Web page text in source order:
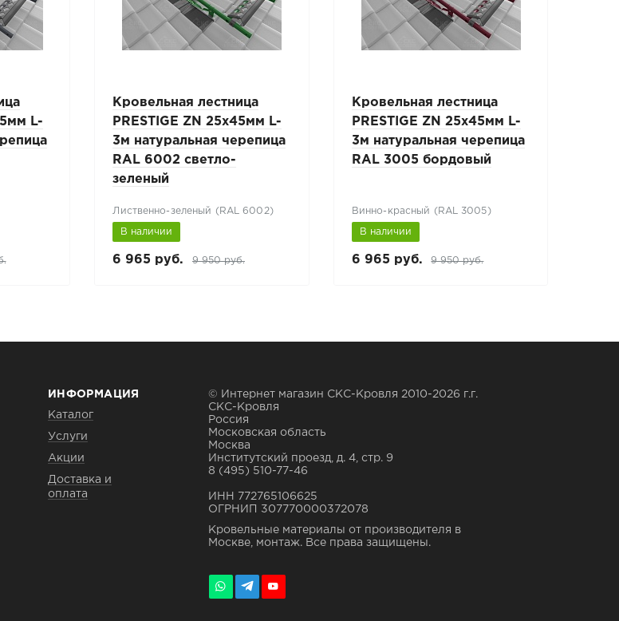
L-
Кровельная лестница
PRESTIGE ZN 25х45мм L-
3м натуральная черепица
RAL 6002 светло-
зеленый
Лиственно-зеленый (RAL 6002)
В наличии
6 965 руб. 9 950 руб.
Кровельная лестница
PRESTIGE ZN 25х45мм L-
3м натуральная черепица
RAL 3005 бордовый
Винно-красный (RAL 3005)
В наличии
6 965 руб. 9 950 руб.
ИНФОРМАЦИЯ
Каталог
Услуги
Акции
Доставка и
оплата
© Интернет магазин СКС-Кровля 2010-2026 г.г.
СКС-Кровля
Россия
Московская область
Москва
Институтский проезд, д. 4, стр. 9
8 (495) 510-77-46
ИНН 772765106625
ОГРНИП 307770000372078
Кровельные материалы от производителя в
Москве, монтаж. Все права защищены.